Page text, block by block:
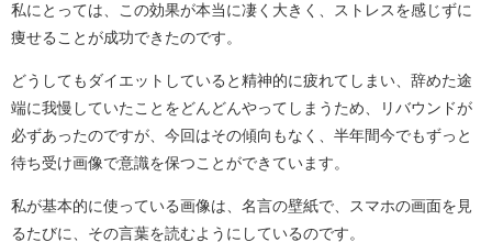
私にとっては、この効果が本当に凄く大きく、ストレスを感じずに
痩せることが成功できたのです。
どうしてもダイエットしていると精神的に疲れてしまい、辞めた途
端に我慢していたことをどんどんやってしまうため、リバウンドが
必ずあったのですが、今回はその傾向もなく、半年間今でもずっと
待ち受け画像で意識を保つことができています。
私が基本的に使っている画像は、名言の壁紙で、スマホの画面を見
るたびに、その言葉を読むようにしているのです。